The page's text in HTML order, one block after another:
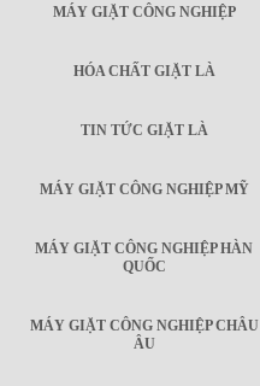
MÁY GIẶT CÔNG NGHIỆP
HÓA CHẤT GIẶT LÀ
TIN TỨC GIẶT LÀ
MÁY GIẶT CÔNG NGHIỆP MỸ
MÁY GIẶT CÔNG NGHIỆP HÀN
QUỐC
MÁY GIẶT CÔNG NGHIỆP CHÂU
ÂU